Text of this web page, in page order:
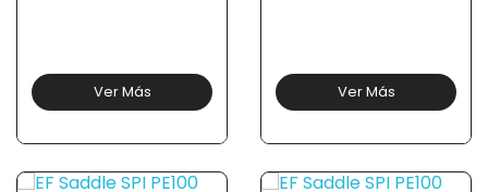
Ver Más Ver Más